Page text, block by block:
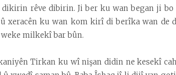
dikirin rêve dibirin. Ji ber ku wan began ji
xeracên ku wan kom kirî di berîka wan de
milkekî bar bûn.
Tirkan ku wî nişan didin ne kesekî